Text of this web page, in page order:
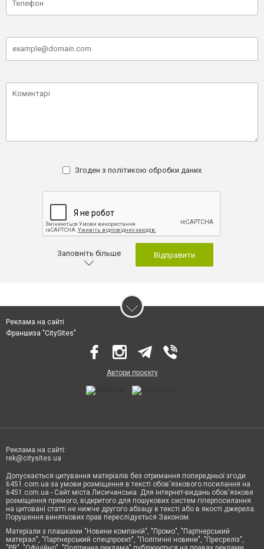
Згоден з політикою обробки даних
Заповніть більше Відправити
Реклама на сайті
Франшиза "CitySites"
Автори проєкту
Реклама на сайті:
rek@citysites.ua
Допускається цитування матеріалів без отримання попередньої згоди
6451.com.ua за умови розміщення в тексті обов'язкового посилання на
6451.com.ua - Сайт міста Лисичанська. Для інтернет-видань обов'язкове
розміщення прямого, відкритого для пошукових систем гіперпосилання
на цитовані статті не нижче другого абзацу в тексті або в якості джерела.
Порушення виняткових прав переслідується Законом.
Матеріали з плашками "Новини компаній", "Промо", "Партнерський
матеріал", "Партнерський спецпроєкт", "Політичні новини", "Пресреліз",